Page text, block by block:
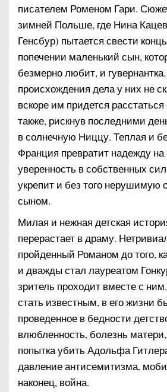
писателем Роменом Гари.
зимней Польше, где Нина
Генсбур) пытается свести
попечении маленький сын,
безмерно любит, и
происхождения дела у них не
вскоре им придется
также, рискнув последними
в солнечную Ниццу. Теплая и
Франция превратит надежду
уверенность в собственных
укрепит и без того нерушимую
сыном.
Милая и нежная детская
перерастает в драму.
пройденный Романом до того,
и дважды стал лауреатом
зритель проходит вместе с
стать известным, в его жизни
проведенное в бедности
влюбленность, болезнь
попытка убить Адольфа
давление антисемитизма,
наконец, война.